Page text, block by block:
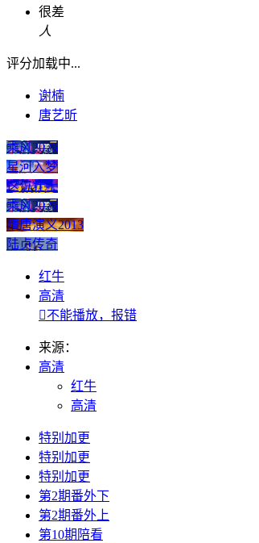
很差
人
评分加载中...
谢楠
唐艺昕
乘风2026
星河入梦
这位壮士
乘风2026
隋唐演义2013
陆贞传奇
红牛
高清
不能播放，报错
来源：
高清
红牛
高清
特别加更
特别加更
特别加更
第2期番外下
第2期番外上
第10期陪看